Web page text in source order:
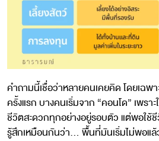
คำถามนี้เชื่อว่าหลายคนเคยคิด โดยเฉพ
ครั้งแรก บางคนเริ่มจาก “คอนโด” เพรา
ชีวิตสะดวกทุกอย่างอยู่รอบตัว แต่พอใช้
รู้สึกเหมือนกันว่า… พื้นที่มันเริ่มไม่พอแล้